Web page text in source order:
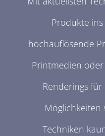
Produkte
hochauflösende
Printmedien
Renderings
Möglichkeiten
Techniken